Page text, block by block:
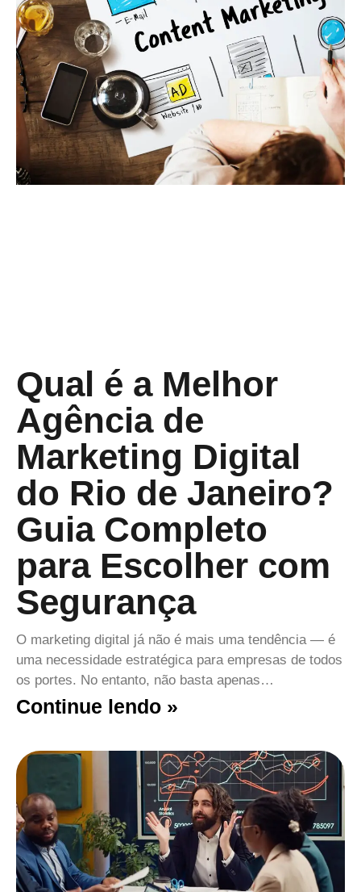
Qual é a Melhor
Agência de
Marketing Digital
do Rio de Janeiro?
Guia Completo
para Escolher com
Segurança
O marketing digital já não é mais uma tendência — é
uma necessidade estratégica para empresas de todos
os portes. No entanto, não basta apenas…
Continue lendo »